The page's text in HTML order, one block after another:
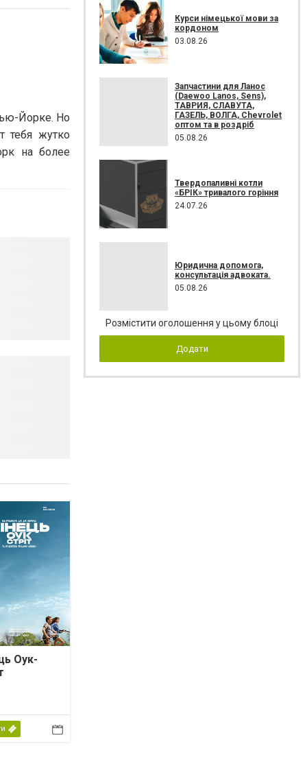
Йорке. Но
тебя жутко
на более
Оук-
Курси німецької мови за
кордоном
03.08.26
Запчастини для Ланос
(Daewoo Lanos, Sens),
ТАВРИЯ, СЛАВУТА,
ГАЗЕЛЬ, ВОЛГА, Chevrolet
оптом та в роздріб
05.08.26
Твердопаливні котли
«БРІК» тривалого горіння
24.07.26
Юридична допомога,
консультація адвоката.
05.08.26
Розмістити оголошення у цьому блоці
Додати